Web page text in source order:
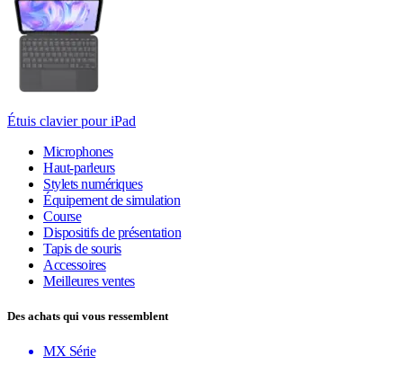
Étuis clavier pour iPad
Microphones
Haut-parleurs
Stylets numériques
Équipement de simulation
Course
Dispositifs de présentation
Tapis de souris
Accessoires
Meilleures ventes
Des achats qui vous ressemblent
MX Série